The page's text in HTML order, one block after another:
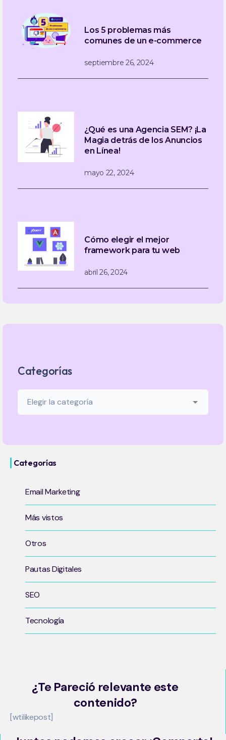
Los 5 problemas más
comunes de un e-commerce
septiembre 26, 2024
¿Qué es una Agencia SEM? ¡La
Magia detrás de los Anuncios
en Línea!
mayo 22, 2024
Cómo elegir el mejor
framework para tu web
abril 26, 2024
Categorías
Categorías
Email Marketing
Más vistos
Otros
Pautas Digitales
SEO
Tecnología
¿Te Pareció relevante este
contenido?
[wtilikepost]